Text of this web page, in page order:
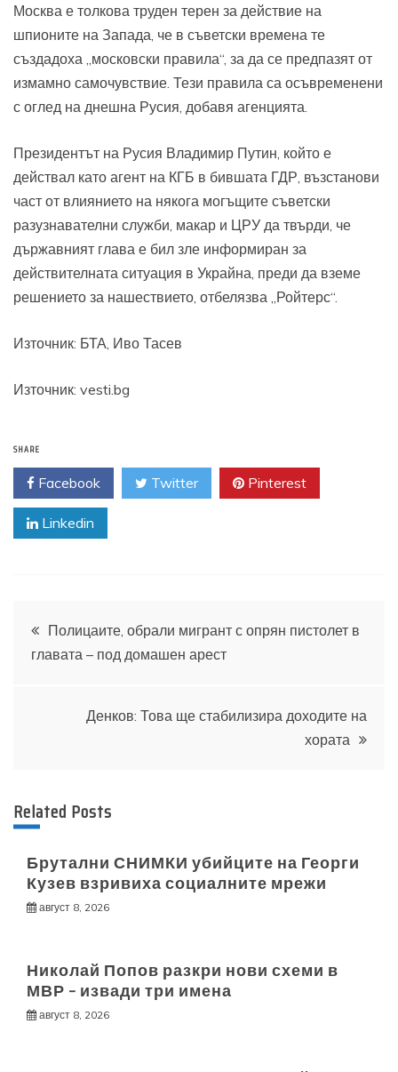
Москва е толкова труден терен за действие на
шпионите на Запада, че в съветски времена те
създадоха „московски правила“, за да се предпазят от
измамно самочувствие. Тези правила са осъвременени
с оглед на днешна Русия, добавя агенцията.
Президентът на Русия Владимир Путин, който е
действал като агент на КГБ в бившата ГДР, възстанови
част от влиянието на някога могъщите съветски
разузнавателни служби, макар и ЦРУ да твърди, че
държавният глава е бил зле информиран за
действителната ситуация в Украйна, преди да вземе
решението за нашествието, отбелязва „Ройтерс“.
Източник: БТА, Иво Тасев
Източник: vesti.bg
SHARE
Facebook Twitter Pinterest
Linkedin
Навигация
Полицаите, обрали мигрант с опрян пистолет в
главата – под домашен арест
Денков: Това ще стабилизира доходите на
хората
Related Posts
Брутални СНИМКИ убийците на Георги
Кузев взривиха социалните мрежи
август 8, 2026
Николай Попов разкри нови схеми в
МВР – извади три имена
август 8, 2026